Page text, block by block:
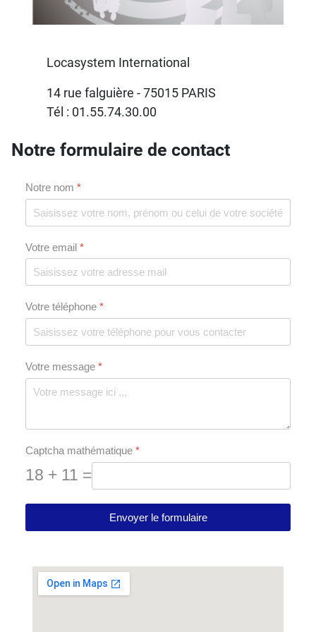
Locasystem International
14 rue falguière -75015 PARIS
Tél : 01.55.74.30.00
Notre formulaire de contact
Notre nom *
Votre email *
Votre téléphone *
Votre message *
Captcha mathématique *
18 + 11 =
Envoyer le formulaire